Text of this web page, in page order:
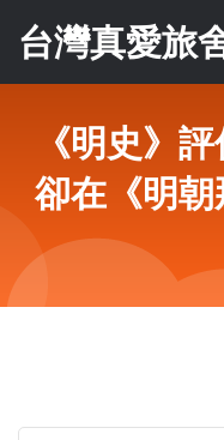
台灣真愛旅
《明史》
卻在《明